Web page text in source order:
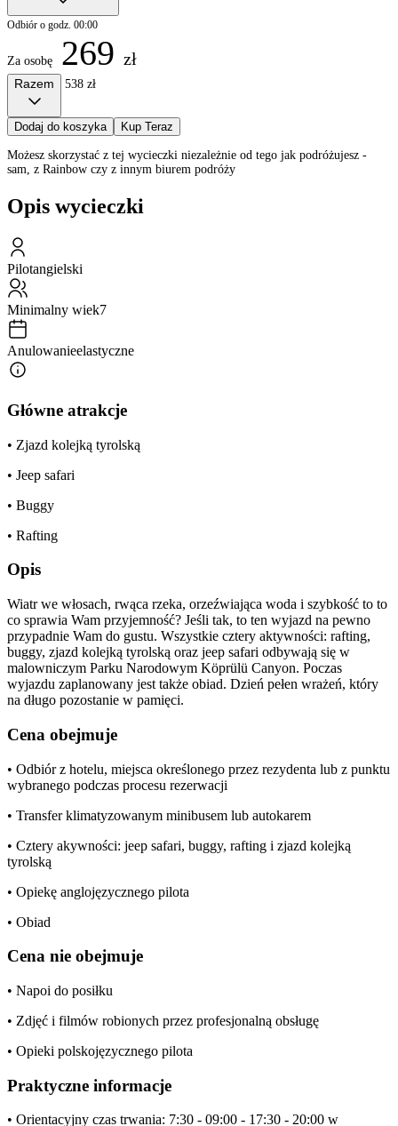
Odbiór o godz. 00:00
Za osobę 269 zł
Razem 538 zł
Dodaj do koszyka Kup Teraz
Możesz skorzystać z tej wycieczki niezależnie od tego jak podróżujesz -
sam, z Rainbow czy z innym biurem podróży
Opis wycieczki
Pilotangielski
Minimalny wiek7
Anulowanieelastyczne
Główne atrakcje
• Zjazd kolejką tyrolską
• Jeep safari
• Buggy
• Rafting
Opis
Wiatr we włosach, rwąca rzeka, orzeźwiająca woda i szybkość to to
co sprawia Wam przyjemność? Jeśli tak, to ten wyjazd na pewno
przypadnie Wam do gustu. Wszystkie cztery aktywności: rafting,
buggy, zjazd kolejką tyrolską oraz jeep safari odbywają się w
malowniczym Parku Narodowym Köprülü Canyon. Poczas
wyjazdu zaplanowany jest także obiad. Dzień pełen wrażeń, który
na długo pozostanie w pamięci.
Cena obejmuje
• Odbiór z hotelu, miejsca określonego przez rezydenta lub z punktu
wybranego podczas procesu rezerwacji
• Transfer klimatyzowanym minibusem lub autokarem
• Cztery akywności: jeep safari, buggy, rafting i zjazd kolejką
tyrolską
• Opiekę anglojęzycznego pilota
• Obiad
Cena nie obejmuje
• Napoi do posiłku
• Zdjęć i filmów robionych przez profesjonalną obsługę
• Opieki polskojęzycznego pilota
Praktyczne informacje
• Orientacyjny czas trwania: 7:30 - 09:00 - 17:30 - 20:00 w